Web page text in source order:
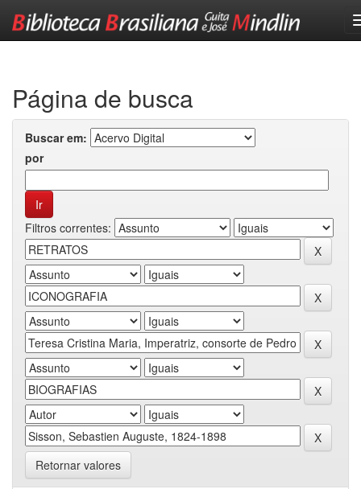
Página de busca
Buscar em:
por
Filtros correntes:
Retornar valores